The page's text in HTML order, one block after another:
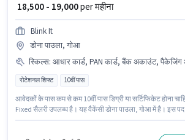
₹ 18,500 - 19,000per महीना
Blink It
डोना पाउला, गोआ
स्किल्स: आधार कार्ड, PAN कार्ड, बैंक अकाउंट, पैकेजिंग और
रोटेशनल शिफ्ट 10वीं पास
आवेदकों के पास कम से कम 10वीं पास डिग्री या सर्टिफिकेट होना
Fixed सैलरी उपलब्ध है। यह वैकेंसी डोना पाउला, गोआ में है। इस